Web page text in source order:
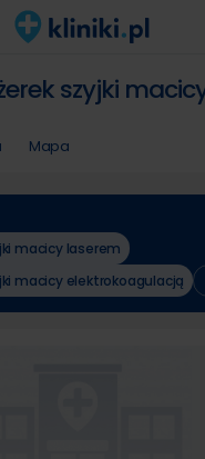
szyjki
Mapa
macicy laserem
macicy elektrokoagulacją